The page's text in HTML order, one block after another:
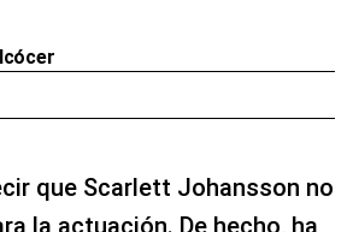
que Scarlett Johansson no